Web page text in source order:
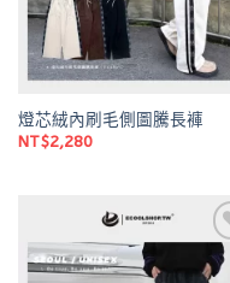
燈芯絨內刷毛側圖騰長褲
NT$2,280
Add